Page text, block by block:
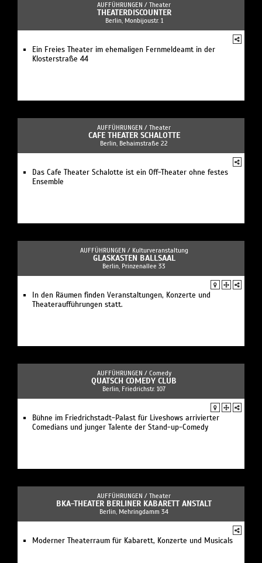
AUFFÜHRUNGEN / Theater
THEATERDISCOUNTER
Berlin, Monbijoustr. 1
Ein Freies Theater im ehemaligen Fernmeldeamt in der
Klosterstraße 44
AUFFÜHRUNGEN / Theater
CAFE THEATER SCHALOTTE
Berlin, Behaimstraße 22
Das Cafe Theater Schalotte ist ein Off-Theater ohne festes
Ensemble
AUFFÜHRUNGEN / Kulturveranstaltung
GLASKASTEN BALLSAAL
Berlin, Prinzenallee 33
In den Räumen finden Veranstaltungen, Konzerte und
Theateraufführungen statt.
AUFFÜHRUNGEN / Comedy
QUATSCH COMEDY CLUB
Berlin, Friedrichstr. 107
Bühne im Friedrichstadt-Palast für Liveshows arrivierter
Comedians und junger Talente der Stand-up-Comedy
AUFFÜHRUNGEN / Theater
BKA-THEATER BERLINER KABARETT ANSTALT
Berlin, Mehringdamm 34
Moderner Theaterraum für Kabarett, Konzerte und Musicals